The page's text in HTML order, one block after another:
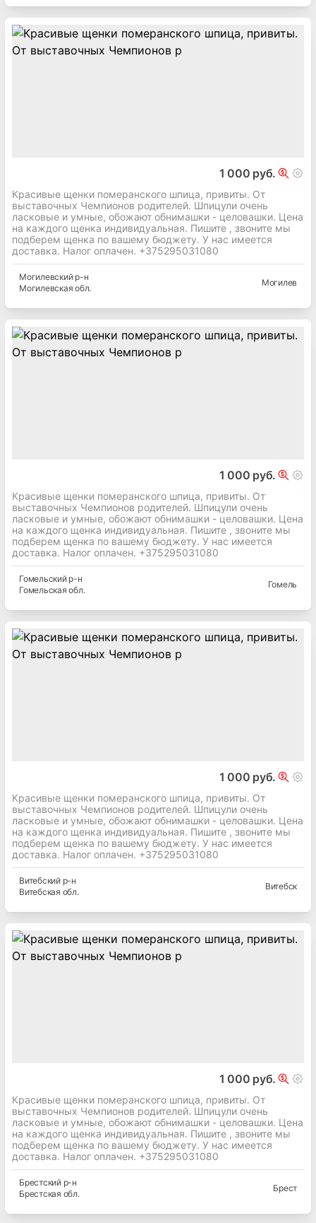
1 000 руб.
Красивые щенки померанского шпица, привиты. От
выставочных Чемпионов родителей. Шпицули очень
ласковые и умные, обожают обнимашки - целовашки. Цена
на каждого щенка индивидуальная. Пишите , звоните мы
подберем щенка по вашему бюджету. У нас имеется
доставка. Налог оплачен. +375295031080
Могилевскийр-н
Могилевская обл.
Могилев
1 000 руб.
Красивые щенки померанского шпица, привиты. От
выставочных Чемпионов родителей. Шпицули очень
ласковые и умные, обожают обнимашки - целовашки. Цена
на каждого щенка индивидуальная. Пишите , звоните мы
подберем щенка по вашему бюджету. У нас имеется
доставка. Налог оплачен. +375295031080
Гомельскийр-н
Гомельская обл.
Гомель
1 000 руб.
Красивые щенки померанского шпица, привиты. От
выставочных Чемпионов родителей. Шпицули очень
ласковые и умные, обожают обнимашки - целовашки. Цена
на каждого щенка индивидуальная. Пишите , звоните мы
подберем щенка по вашему бюджету. У нас имеется
доставка. Налог оплачен. +375295031080
Витебскийр-н
Витебская обл.
Витебск
1 000 руб.
Красивые щенки померанского шпица, привиты. От
выставочных Чемпионов родителей. Шпицули очень
ласковые и умные, обожают обнимашки - целовашки. Цена
на каждого щенка индивидуальная. Пишите , звоните мы
подберем щенка по вашему бюджету. У нас имеется
доставка. Налог оплачен. +375295031080
Брестскийр-н
Брестская обл.
Брест